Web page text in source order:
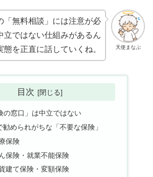
天使まなぶ
「無料相談」には注意が必
立ではない仕組みがあるん
を正直に話していくね。
目次
の窓口」は中立ではない
められがちな「不要な保険」
保険
保険・就業不能保険
建て保険・変額保険